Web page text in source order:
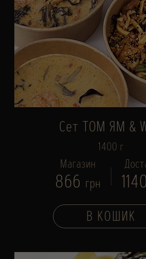
Сет ТОМ ЯМ &
1400 г
Магазин
866 грн 1140
В КОШИК